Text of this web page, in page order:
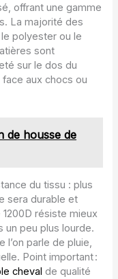
offrant une gamme
La majorité des
polyester ou le
sont
sur le dos du
aux chocs ou
de housse de
du tissu : plus
sera durable et
résiste mieux
un peu plus lourde.
l’on parle de pluie,
Point important :
cheval de qualité